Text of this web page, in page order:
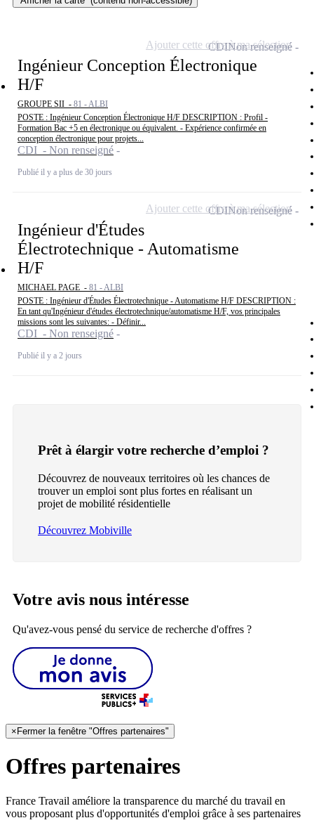
Ingénieur Conception Électronique
H/F
GROUPE SII - 81 - ALBI
POSTE : Ingénieur Conception Électronique H/F DESCRIPTION : Profil -
Formation Bac +5 en électronique ou équivalent. - Expérience confirmée en
conception électronique pour projets...
CDI - Non renseigné
Publié il y a plus de 30 jours
CDINon renseigné
Ajouter cette offre à ma sélection
Ingénieur d'Études
Électrotechnique - Automatisme
H/F
MICHAEL PAGE - 81 - ALBI
POSTE : Ingénieur d'Études Électrotechnique - Automatisme H/F DESCRIPTION :
En tant qu'Ingénieur d'études électrotechnique/automatisme H/F, vos principales
missions sont les suivantes: - Définir...
CDI - Non renseigné
Publié il y a 2 jours
CDINon renseigné
Ajouter cette offre à ma sélection
Prêt à élargir votre recherche d’emploi ?
Découvrez de nouveaux territoires où les chances de
trouver un emploi sont plus fortes en réalisant un
projet de mobilité résidentielle
Découvrez Mobiville
Votre avis nous intéresse
Qu'avez-vous pensé du service de recherche d'offres ?
× Fermer la fenêtre "Offres partenaires"
Offres partenaires
France Travail améliore la transparence du marché du travail en
vous proposant plus d'opportunités d'emploi grâce à ses partenaires